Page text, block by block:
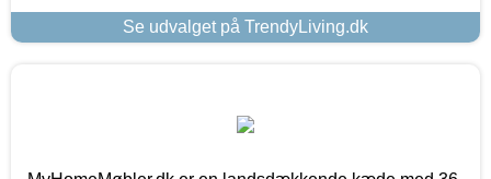
Se udvalget på TrendyLiving.dk